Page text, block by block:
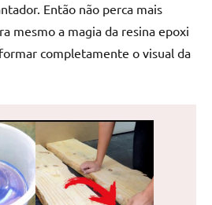
Então não perca mais
mesmo a magia da resina epoxi
completamente o visual da